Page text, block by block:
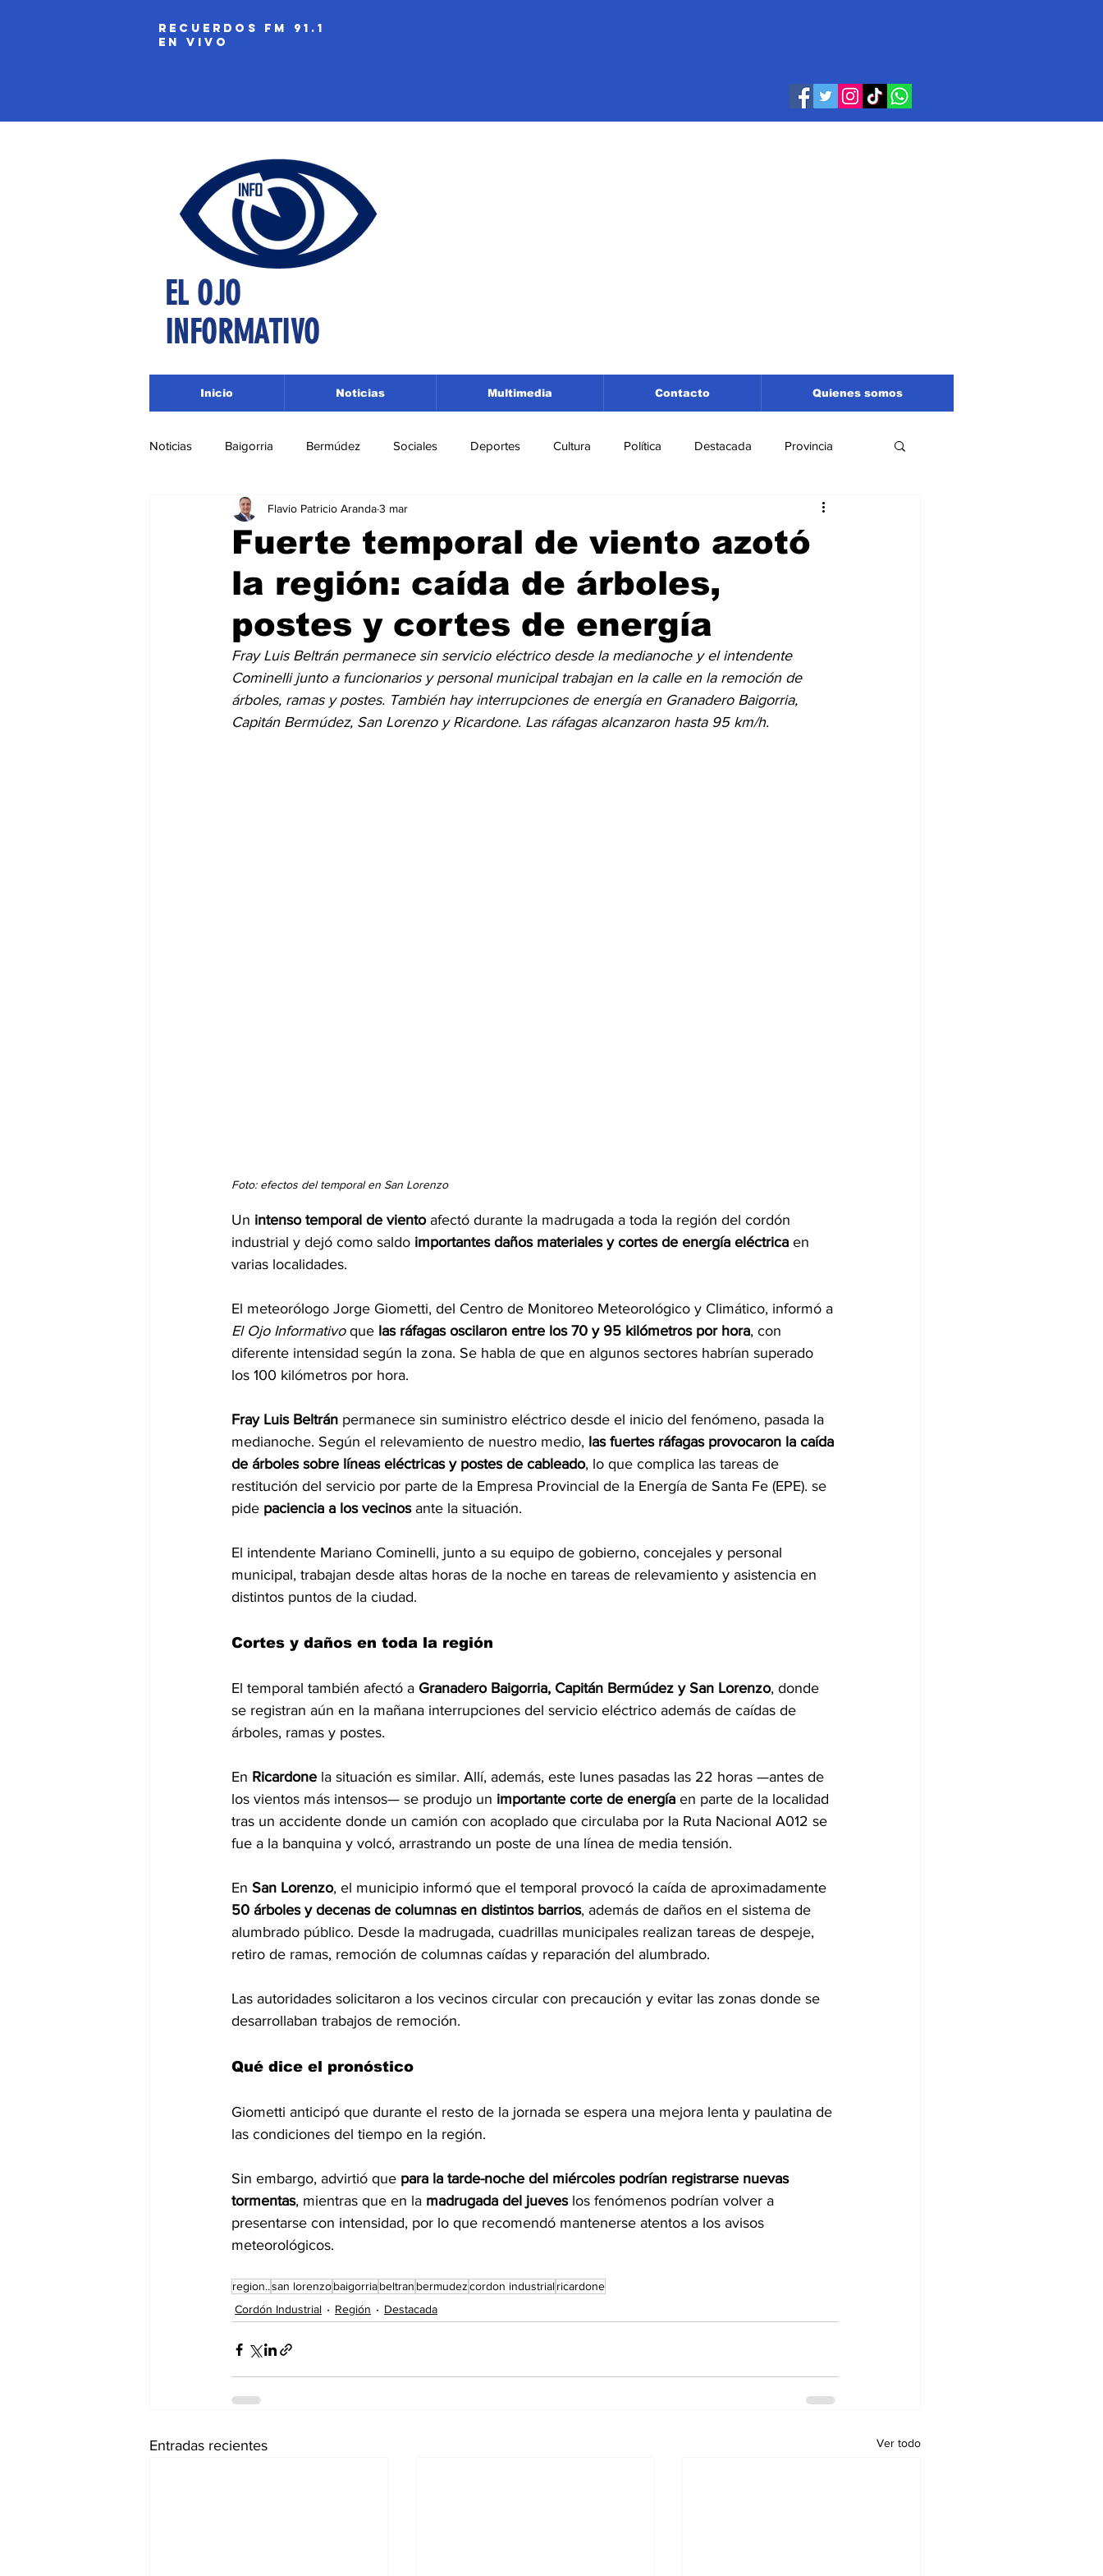
recuerdos fm 91.1
EN VIVO
EL OJO
INFORMATIVO
Inicio Noticias Multimedia Contacto Quienes somos
Noticias Baigorria Bermúdez Sociales Deportes Cultura Política Destacada Provincia
Nacionales Beltrán San Lorenzo Santa Fe
Roldán Departamento San Lorenzo Pujato Turismo Economía
Asociación Rosarina de Fútbol Educación
Medioambiente
Fuerte temporal de viento azotó
la región: caída de árboles,
postes y cortes de energía
Flavio Patricio Aranda3 mar
Fray Luis Beltrán permanece sin servicio eléctrico desde la medianoche y el intendente
Cominelli junto a funcionarios y personal municipal trabajan en la calle en la remoción de
árboles, ramas y postes. También hay interrupciones de energía en Granadero Baigorria,
Capitán Bermúdez, San Lorenzo y Ricardone. Las ráfagas alcanzaron hasta 95 km/h.
Foto: efectos del temporal en San Lorenzo
Un intenso temporal de viento afectó durante la madrugada a toda la región del cordón
industrial y dejó como saldo importantes daños materiales y cortes de energía eléctrica en
varias localidades.
El meteorólogo Jorge Giometti, del Centro de Monitoreo Meteorológico y Climático, informó a
El Ojo Informativo que las ráfagas oscilaron entre los 70 y 95 kilómetros por hora, con
diferente intensidad según la zona. Se habla de que en algunos sectores habrían superado
los 100 kilómetros por hora.
Fray Luis Beltrán permanece sin suministro eléctrico desde el inicio del fenómeno, pasada la
medianoche. Según el relevamiento de nuestro medio, las fuertes ráfagas provocaron la caída
de árboles sobre líneas eléctricas y postes de cableado, lo que complica las tareas de
restitución del servicio por parte de la Empresa Provincial de la Energía de Santa Fe (EPE). se
pide paciencia a los vecinos ante la situación.
El intendente Mariano Cominelli, junto a su equipo de gobierno, concejales y personal
municipal, trabajan desde altas horas de la noche en tareas de relevamiento y asistencia en
distintos puntos de la ciudad.
Cortes y daños en toda la región
El temporal también afectó a Granadero Baigorria, Capitán Bermúdez y San Lorenzo, donde
se registran aún en la mañana interrupciones del servicio eléctrico además de caídas de
árboles, ramas y postes.
En Ricardone la situación es similar. Allí, además, este lunes pasadas las 22 horas —antes de
los vientos más intensos— se produjo un importante corte de energía en parte de la localidad
tras un accidente donde un camión con acoplado que circulaba por la Ruta Nacional A012 se
fue a la banquina y volcó, arrastrando un poste de una línea de media tensión.
En San Lorenzo, el municipio informó que el temporal provocó la caída de aproximadamente
50 árboles y decenas de columnas en distintos barrios, además de daños en el sistema de
alumbrado público. Desde la madrugada, cuadrillas municipales realizan tareas de despeje,
retiro de ramas, remoción de columnas caídas y reparación del alumbrado.
Las autoridades solicitaron a los vecinos circular con precaución y evitar las zonas donde se
desarrollaban trabajos de remoción.
Qué dice el pronóstico
Giometti anticipó que durante el resto de la jornada se espera una mejora lenta y paulatina de
las condiciones del tiempo en la región.
Sin embargo, advirtió que para la tarde-noche del miércoles podrían registrarse nuevas
tormentas, mientras que en la madrugada del jueves los fenómenos podrían volver a
presentarse con intensidad, por lo que recomendó mantenerse atentos a los avisos
meteorológicos.
region..san lorenzobaigorriabeltran bermudezcordon industrialricardone
Cordón Industrial
Región Destacada
Entradas recientes Ver todo